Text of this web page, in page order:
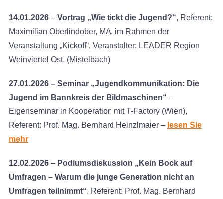
14.01.2026– Vortrag „Wie tickt die Jugend?“, Referent:
Maximilian Oberlindober, MA, im Rahmen der
Veranstaltung „Kickoff“, Veranstalter: LEADER Region
Weinviertel Ost, (Mistelbach)
27.01.2026 – Seminar „Jugendkommunikation: Die
Jugend im Bannkreis der Bildmaschinen“ –
Eigenseminar in Kooperation mit T-Factory (Wien),
Referent: Prof. Mag. Bernhard Heinzlmaier – lesen Sie
mehr
12.02.2026– Podiumsdiskussion „Kein Bock auf
Umfragen – Warum die junge Generation nicht an
Umfragen teilnimmt“, Referent: Prof. Mag. Bernhard